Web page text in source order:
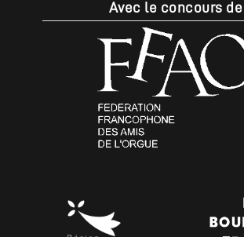
Avec le concours de